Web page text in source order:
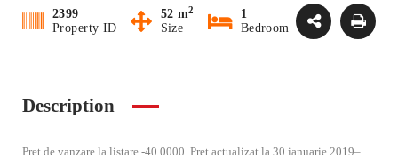
2399
Property ID
52 m2
Size
1
Bedroom
Description
Pret de vanzare la listare -40.0000. Pret actualizat la 30 ianuarie 2019–